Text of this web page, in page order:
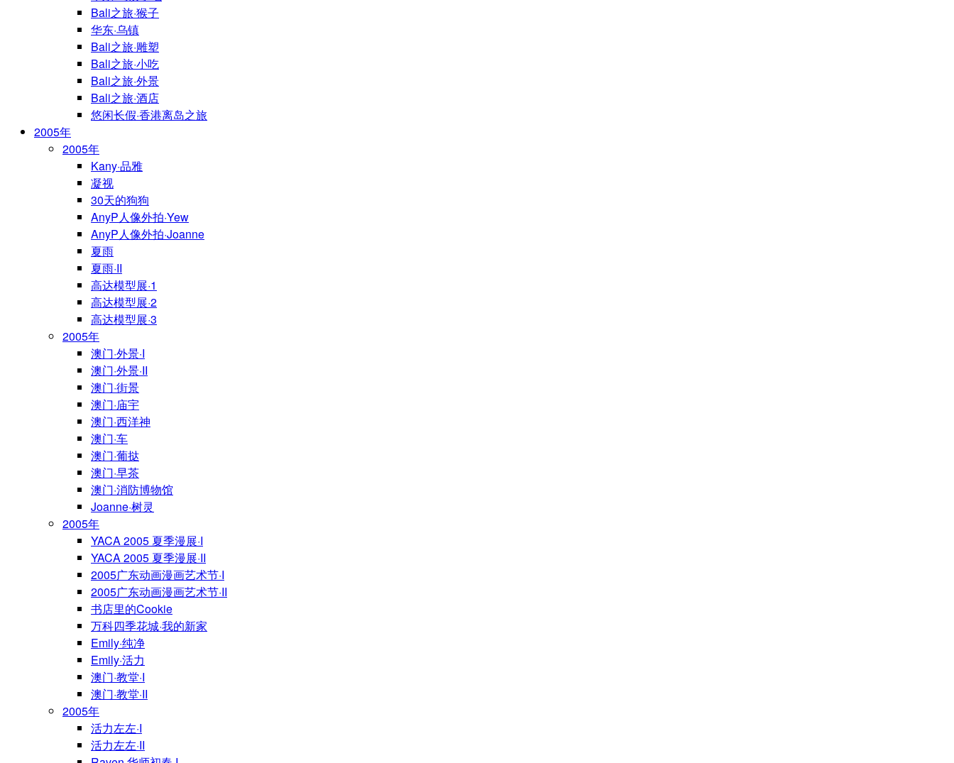
Bali之旅·猴子
华东·乌镇
Bali之旅·雕塑
Bali之旅·小吃
Bali之旅·外景
Bali之旅·酒店
悠闲长假·香港离岛之旅
2005年
2005年
Kany·品雅
凝视
30天的狗狗
AnyP人像外拍·Yew
AnyP人像外拍·Joanne
夏雨
夏雨·II
高达模型展·1
高达模型展·2
高达模型展·3
2005年
澳门·外景·I
澳门·外景·II
澳门·街景
澳门·庙宇
澳门·西洋神
澳门·车
澳门·葡挞
澳门·早茶
澳门·消防博物馆
Joanne·树灵
2005年
YACA 2005 夏季漫展·I
YACA 2005 夏季漫展·II
2005广东动画漫画艺术节·I
2005广东动画漫画艺术节·II
书店里的Cookie
万科四季花城·我的新家
Emily·纯净
Emily·活力
澳门·教堂·I
澳门·教堂·II
2005年
活力左左·I
活力左左·II